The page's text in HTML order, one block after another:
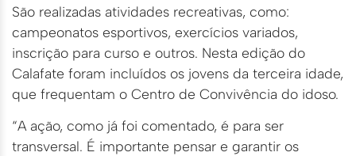
São realizadas atividades recreativas, como:
campeonatos esportivos, exercícios variados,
inscrição para curso e outros. Nesta edição do
Calafate foram incluídos os jovens da terceira idade,
que frequentam o Centro de Convivência do idoso.
“A ação, como já foi comentado, é para ser
transversal. É importante pensar e garantir os